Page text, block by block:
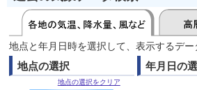
地点と年月日時を選択して、表示するデ
地点の選択
地点の選択をクリア
年月日の